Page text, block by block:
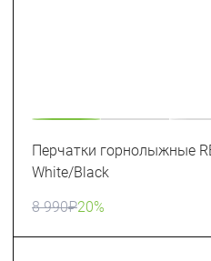
Перчатки горнолыжные
White/Black
8 990₽20%